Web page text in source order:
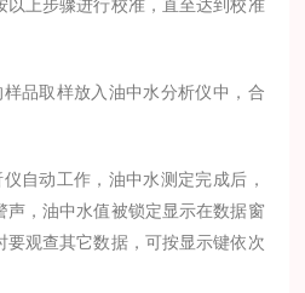
以上步骤进行校准，直至达到校准
取样放入油中水分析仪中，合
动工作，油中水测定完成后，
声，油中水值被锁定显示在数据窗
要观查其它数据，可按显示键依次